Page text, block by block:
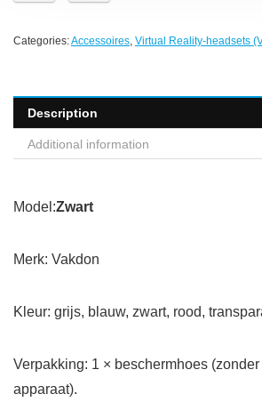
Categories:Accessoires, Virtual Reality-headsets
Description
Additional information
Model:Zwart
Merk: Vakdon
Kleur: grijs, blauw, zwart, rood,
Verpakking: 1 × beschermhoes
apparaat).